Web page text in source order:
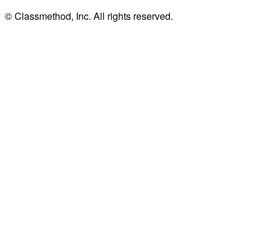
© Classmethod, Inc. All rights reserved.